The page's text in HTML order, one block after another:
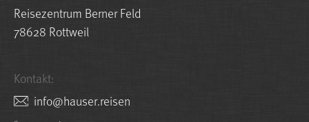
Reisezentrum Berner Feld
78628 Rottweil
Kontakt:
nesier.resuah@ofni